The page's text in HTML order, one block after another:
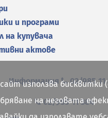
и програми
на купувача
актове
Информация 02/985 11
02/985 11 384
използва бисквитки
на неговата